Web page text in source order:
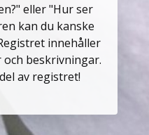
eller "Hur ser
kan du kanske
innehåller
och beskrivningar.
av registret!